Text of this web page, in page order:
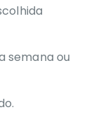
semana ou